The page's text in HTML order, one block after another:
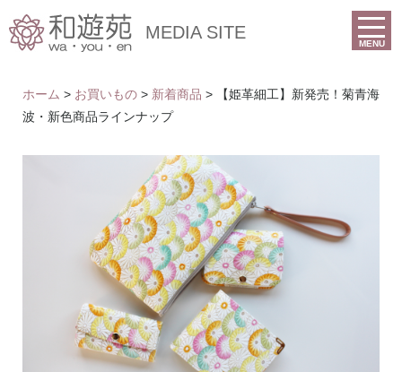
MEDIA SITE
MENU
ホーム > お買いもの > 新着商品 > 【姫革細工】新発売！菊青海
波・新色商品ラインナップ